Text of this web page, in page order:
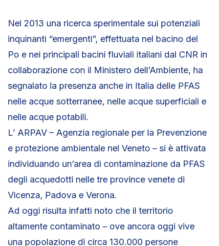
Nel 2013 una ricerca sperimentale sui potenziali
inquinanti “emergenti”, effettuata nel bacino del
Po e nei principali bacini fluviali italiani dal CNR in
collaborazione con il Ministero dell’Ambiente, ha
segnalato la presenza anche in Italia delle PFAS
nelle acque sotterranee, nelle acque superficiali e
nelle acque potabili.
L’ ARPAV – Agenzia regionale per la Prevenzione
e protezione ambientale nel Veneto – si è attivata
individuando un’area di contaminazione da PFAS
degli acquedotti nelle tre province venete di
Vicenza, Padova e Verona.
Ad oggi risulta infatti noto che il territorio
altamente contaminato – ove ancora oggi vive
una popolazione di circa 130.000 persone